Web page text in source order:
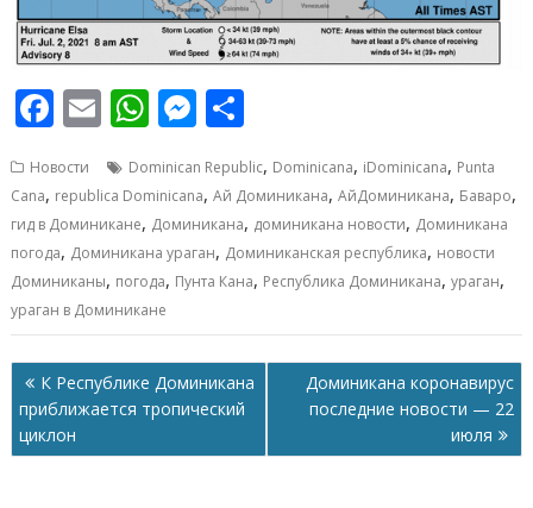
F
e
b
o
o
k
E
ai
l
W
at
s
A
p
p
M
ss
e
n
g
er
п
р
а
в
и
т
Новости Dominican Republic, Dominicana, iDominicana, Punta
Cana, republica Dominicana,Ай Доминикана,АйДоминикана, Баваро,
гид в Доминикане, Доминикана, доминикана новости, Доминикана
погода, Доминикана ураган, Доминиканская республика, новости
Доминиканы, погода, Пунта Кана, Республика Доминикана,ураган,
ураган в Доминикане
Навигация
по
записям
К Республике Доминикана
приближается тропический
циклон
Доминикана коронавирус
последние новости — 22
июля